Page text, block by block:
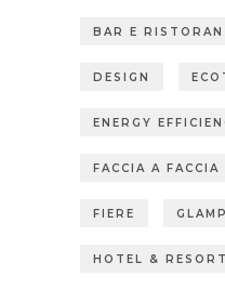
BAR E
DESIGN
ENERGY
FACCIA A FACCIA
FIERE
HOTEL & RESORT